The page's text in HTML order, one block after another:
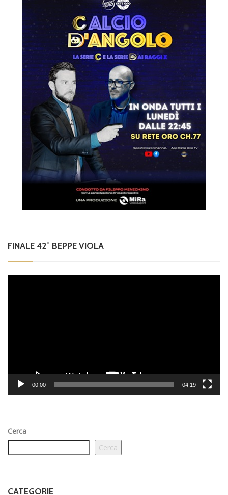
FINALE 42° BEPPE VIOLA
00:00 04:19
Cerca
Cerca
CATEGORIE